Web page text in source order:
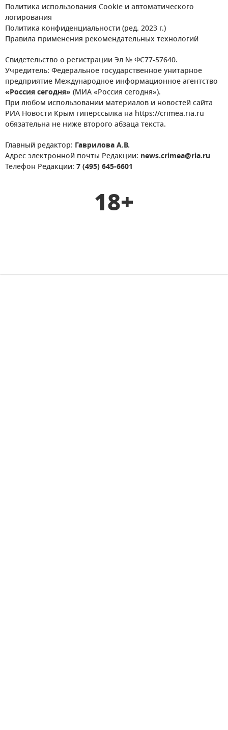
Политика использования Cookie и автоматического
логирования
Политика конфиденциальности (ред. 2023 г.)
Правила применения рекомендательных технологий
Свидетельство о регистрации Эл № ФС77-57640.
Учредитель: Федеральное государственное унитарное
предприятие Международное информационное агентство
«Россия сегодня» (МИА «Россия сегодня»).
При любом использовании материалов и новостей сайта
РИА Новости Крым гиперссылка на https://crimea.ria.ru
обязательна не ниже второго абзаца текста.
Главный редактор: Гаврилова А.В.
Адрес электронной почты Редакции: news.crimea@ria.ru
Телефон Редакции: 7 (495) 645-6601
18+